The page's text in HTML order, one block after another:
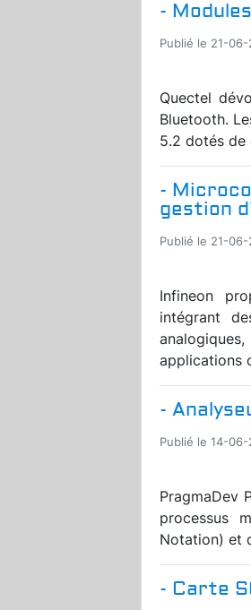
-
Publié le 21-
Quectel
Bluetooth.
5.2 dotés de
-
gestion
Publié le 21-
Infineon
intégrant
applications
-
Publié le 14-
PragmaDev
processus
Notation) et
- Carte